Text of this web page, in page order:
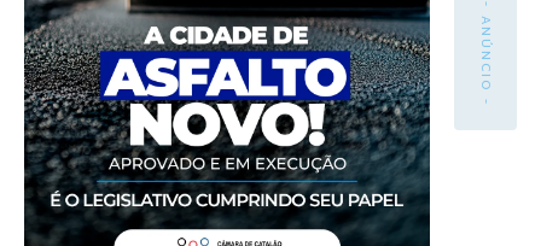
- ANÚNCIO -